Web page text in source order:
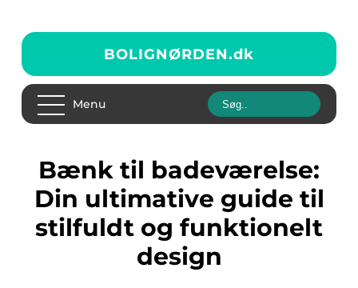
BOLIGNØRDEN.dk
Menu
Bænk til badeværelse:
Din ultimative guide til
stilfuldt og funktionelt
design